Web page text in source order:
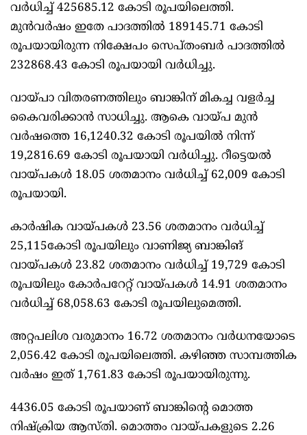
വര്‍ധിച്ച് 425685.12 കോടി രൂപയിലെത്തി.
മുന്‍വര്‍ഷം ഇതേ പാദത്തിൽ 189145.71 കോടി
രൂപയായിരുന്ന നിക്ഷേപം സെപ്തംബർ പാദത്തിൽ
232868.43 കോടി രൂപയായി വര്‍ധിച്ചു.
വായ്പാ വിതരണത്തിലും ബാങ്കിന് മികച്ച വളർച്ച
കൈവരിക്കാൻ സാധിച്ചു. ആകെ വായ്പ മുന്‍
വര്‍ഷത്തെ 16,1240.32 കോടി രൂപയില്‍ നിന്ന്
19,2816.69 കോടി രൂപയായി വര്‍ധിച്ചു. റീട്ടെയല്‍
വായ്പകള്‍ 18.05 ശതമാനം വര്‍ധിച്ച് 62,009 കോടി
രൂപയായി.
കാര്‍ഷിക വായ്പകള്‍ 23.56 ശതമാനം വര്‍ധിച്ച്
25,115കോടി രൂപയിലും വാണിജ്യ ബാങ്കിങ്
വായ്പകള്‍ 23.82 ശതമാനം വര്‍ധിച്ച് 19,729 കോടി
രൂപയിലും കോര്‍പറേറ്റ് വായ്പകള്‍ 14.91 ശതമാനം
വര്‍ധിച്ച് 68,058.63 കോടി രൂപയിലുമെത്തി.
അറ്റപലിശ വരുമാനം 16.72 ശതമാനം വര്‍ധനയോടെ
2,056.42 കോടി രൂപയിലെത്തി. കഴിഞ്ഞ സാമ്പത്തിക
വർഷം ഇത് 1,761.83 കോടി രൂപയായിരുന്നു.
4436.05 കോടി രൂപയാണ് ബാങ്കിന്റെ മൊത്ത
നിഷ്‌ക്രിയ ആസ്തി. മൊത്തം വായ്പകളുടെ 2.26